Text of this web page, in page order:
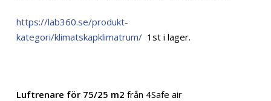
https://lab360.se/produkt-
kategori/klimatskapklimatrum/1st i lager.
Luftrenare för 75/25 m2 från 4Safe air